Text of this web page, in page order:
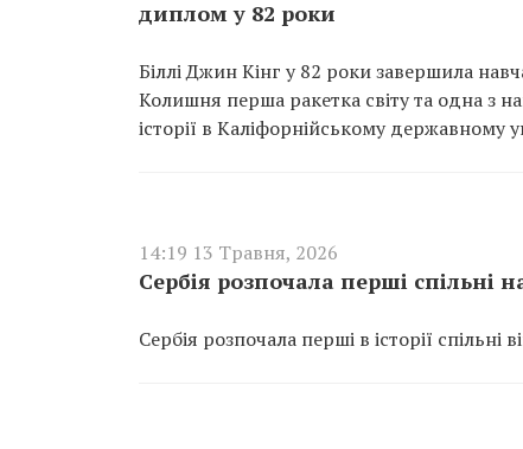
диплом у 82 роки
Біллі Джин Кінг у 82 роки завершила
Колишня перша ракетка світу та одна з
історії в Каліфорнійському державному
14:19 13 Травня, 2026
Сербія розпочала перші спільні
Сербія розпочала перші в історії